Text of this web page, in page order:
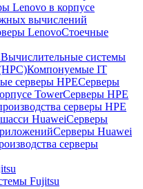
Lenovo в корпусе
вычислений
LenovoСтоечные
Вычислительные системы
Компонуемые IT
серверы HPEСерверы
TowerСерверы HPE
серверы HPE
HuaweiСерверы
Серверы Huawei
серверы
Fujitsu